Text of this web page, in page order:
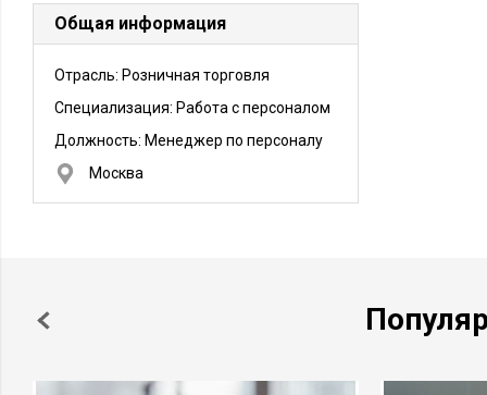
Общая информация
Отрасль: Розничная торговля
Специализация: Работа с персоналом
Должность: Менеджер по персоналу
Москва